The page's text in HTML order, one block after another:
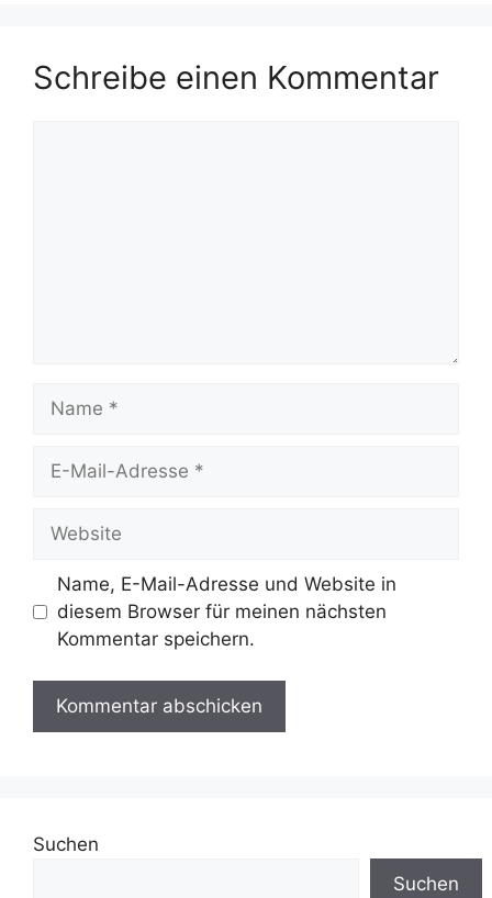
Schreibe einen Kommentar
Mail-
Name, E-Mail-Adresse und Website in
diesem Browser für meinen nächsten
Kommentar speichern.
Suchen
Suchen